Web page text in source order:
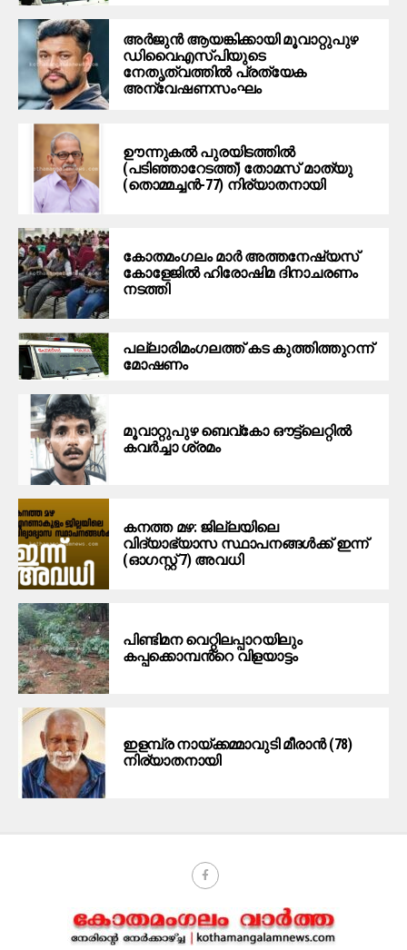
അര്‍ജുന്‍ ആയങ്കിക്കായി മൂവാറ്റുപുഴ
ഡിവൈഎസ്പിയുടെ
നേതൃത്വത്തില്‍ പ്രത്യേക
അന്വേഷണസംഘം
ഊന്നുകല്‍ പുരയിടത്തില്‍
(പടിഞ്ഞാറേടത്ത്) തോമസ് മാത്യു
(തൊമ്മച്ചന്‍-77) നിര്യാതനായി
കോതമംഗലം മാര്‍ അത്തനേഷ്യസ്
കോളേജില്‍ ഹിരോഷിമ ദിനാചരണം
നടത്തി
പ​ല്ലാ​രി​മം​ഗ​ല​ത്ത് ക​ട കു​ത്തി​ത്തുറ​ന്ന്
മോ​ഷ​ണം
മൂ​വാ​റ്റു​പു​ഴ ബെ​വ്കോ ഔ​ട്ട്‌​ലെ​റ്റിൽ
കവർച്ചാ ശ്രമം
കനത്ത മഴ: ജില്ലയിലെ
വിദ്യാഭ്യാസ സ്ഥാപനങ്ങള്‍ക്ക് ഇന്ന്
(ഓഗസ്റ്റ് 7) അവധി
പിണ്ടിമന വെറ്റിലപ്പാറയിലും
കപ്പക്കൊമ്പൻ്റെ വിളയാട്ടം
ഇളമ്പ്ര നായ്ക്കമ്മാവുടി മീരാൻ (78)
നിര്യാതനായി